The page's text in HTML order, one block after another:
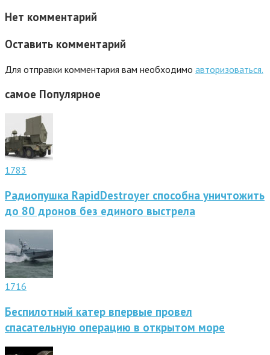
Нет комментарий
Оставить комментарий
Для отправки комментария вам необходимо авторизоваться.
самое Популярное
1783
Радиопушка RapidDestroyer способна уничтожить
до 80 дронов без единого выстрела
1716
Беспилотный катер впервые провел
спасательную операцию в открытом море